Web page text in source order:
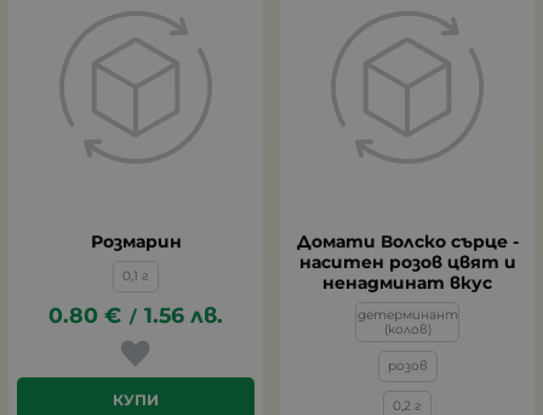
Розмарин
0,1 г
0.80 € / 1.56 лв.
КУПИ
Домати Волско сърце -
наситен розов цвят и
ненадминат вкус
индетерминантен
(колов)
розов
0,2 г